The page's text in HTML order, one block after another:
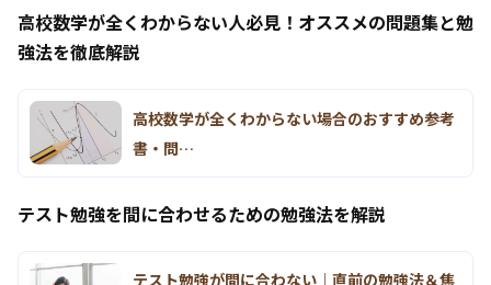
高校数学が全くわからない人必見！オススメの問題集と勉
強法を徹底解説
高校数学が全くわからない場合のおすすめ参考
書・問…
テスト勉強を間に合わせるための勉強法を解説
テスト勉強が間に合わない｜直前の勉強法＆焦